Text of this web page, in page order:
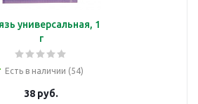
универсальная, 1
г
Есть в наличии (54)
38 руб.